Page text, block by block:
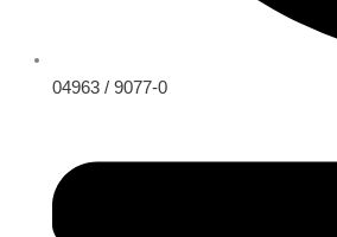
04963 / 9077-0